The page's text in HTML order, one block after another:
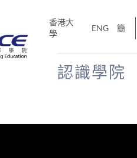
香港大
學
ENG 簡
認識學院